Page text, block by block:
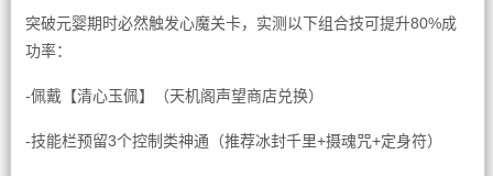
突破元婴期时必然触发心魔关卡，实测以下组合技可提升80%成
功率：
-佩戴【清心玉佩】（天机阁声望商店兑换）
-技能栏预留3个控制类神通（推荐冰封千里+摄魂咒+定身符）